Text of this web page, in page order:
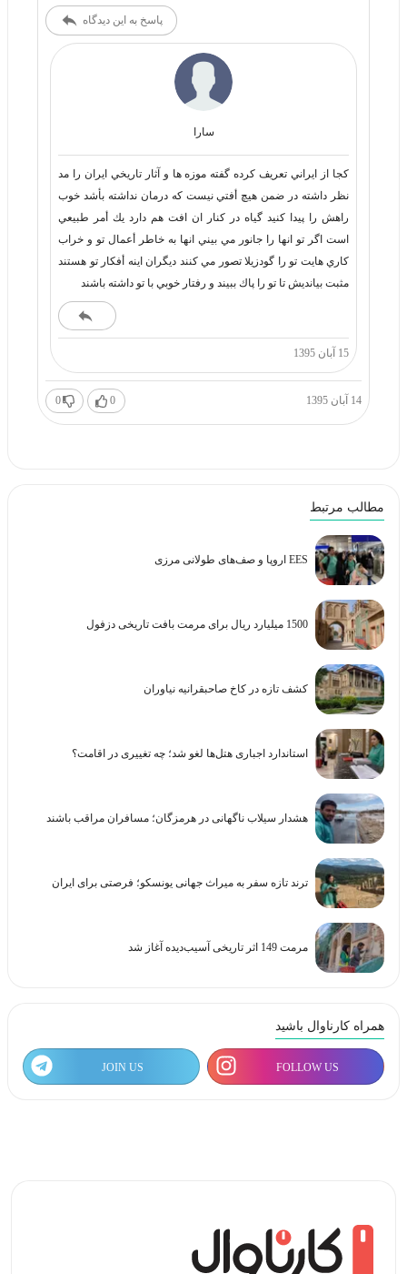
پاسخ به این دیدگاه
سارا
كجا از ايراني تعريف كرده گفته موزه ها و آثار تاريخي ايران را مد
نظر داشته در ضمن هيچ أفتي نيست كه درمان نداشته بأشد خوب
راهش را پيدا كنيد گياه در كنار ان افت هم دارد يك أمر طبيعي
است اگر تو انها را جانور مي بيني انها به خاطر أعمال تو و خراب
كاري هايت تو را گودزيلا تصور مي كنند ديگران اينه أفكار تو هستند
مثبت بيانديش تا تو را پاك ببيند و رفتار خوبي با تو داشته باشند
15 آبان 1395
14 آبان 1395 0
0
مطالب مرتبط
EES اروپا و صف‌های طولانی مرزی
1500 میلیارد ریال برای مرمت بافت تاریخی دزفول
کشف تازه در کاخ صاحبقرانیه نیاوران
استاندارد اجباری هتل‌ها لغو شد؛ چه تغییری در اقامت؟
هشدار سیلاب ناگهانی در هرمزگان؛ مسافران مراقب باشند
ترند تازه سفر به میراث جهانی یونسکو؛ فرصتی برای ایران
مرمت 149 اثر تاریخی آسیب‌دیده آغاز شد
همراه کارناوال باشید
FOLLOW US
JOIN US